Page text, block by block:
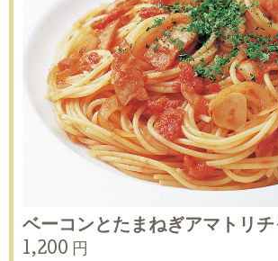
ベーコンとたまねぎアマトリ
1,200 円